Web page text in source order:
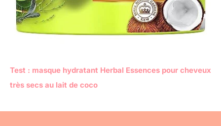
Test : masque hydratant Herbal Essences pour cheveux
très secs au lait de coco